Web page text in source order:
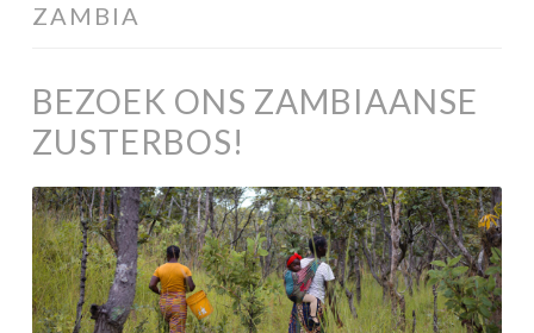
ZAMBIA
BEZOEK ONS ZAMBIAANSE
ZUSTERBOS!